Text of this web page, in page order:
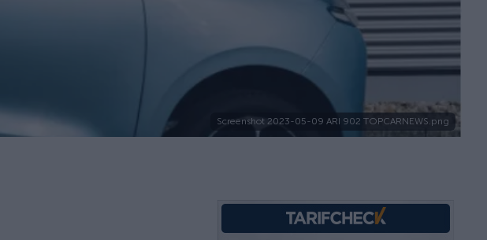
Screenshot 2023-05-09 ARI 902 TOPCARNEWS.png